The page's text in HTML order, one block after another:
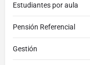
Estudiantes por aula
Pensión Referencial
Gestión